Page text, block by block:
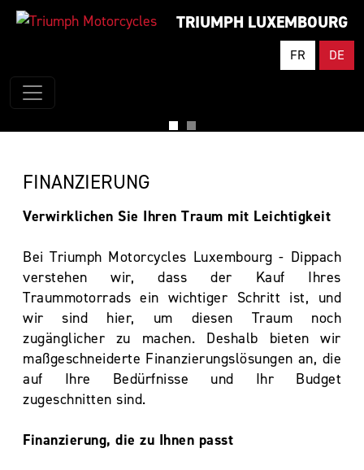
TRIUMPH LUXEMBOURG
FR DE
FINANZIERUNG
Verwirklichen Sie Ihren Traum mit Leichtigkeit
Bei Triumph Motorcycles Luxembourg - Dippach
verstehen wir, dass der Kauf Ihres
Traummotorrads ein wichtiger Schritt ist, und
wir sind hier, um diesen Traum noch
zugänglicher zu machen. Deshalb bieten wir
maßgeschneiderte Finanzierungslösungen an, die
auf Ihre Bedürfnisse und Ihr Budget
zugeschnitten sind.
Finanzierung, die zu Ihnen passt